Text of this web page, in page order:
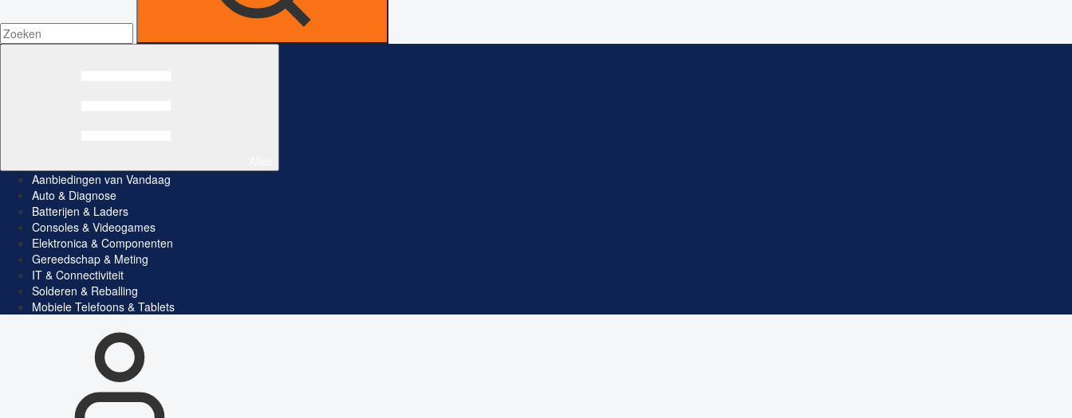
Aanbiedingen van Vandaag
Auto & Diagnose
Batterijen & Laders
Consoles & Videogames
Elektronica & Componenten
Gereedschap & Meting
IT & Connectiviteit
Solderen & Reballing
Mobiele Telefoons & Tablets